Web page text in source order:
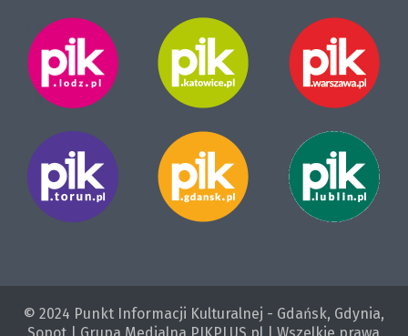
© 2024 Punkt Informacji Kulturalnej - Gdańsk, Gdynia,